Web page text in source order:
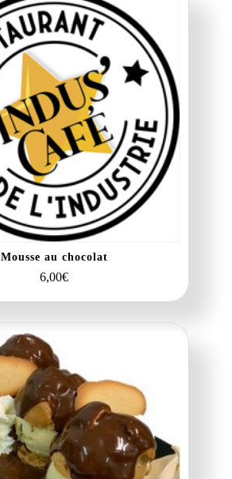
Mousse au chocolat
6,00€